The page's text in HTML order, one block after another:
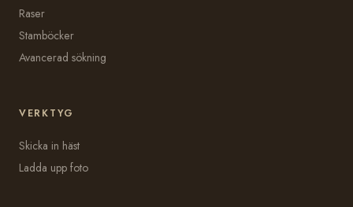
Raser
Stamböcker
Avancerad sökning
VERKTYG
Skicka in häst
Ladda upp foto